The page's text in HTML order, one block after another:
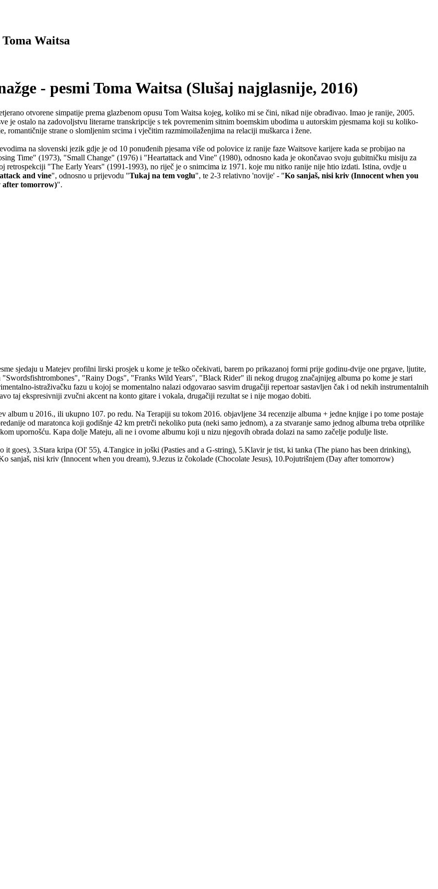
Toma Waitsa
- pesmi Toma Waitsa (Slušaj najglasnije, 2016)
otvorene simpatije prema glazbenom opusu Tom Waitsa kojeg, koliko mi se čini, nikad nije obrađivao. Imao je ranije, 2005.
je ostalo na zadovoljstvu literarne transkripcije s tek povremenim sitnim boemskim ubodima u autorskim pjesmama koji su koliko-
romantičnije strane o slomljenim srcima i vječitim razmimoilaženjima na relaciji muškarca i žene.
na slovenski jezik gdje je od 10 ponuđenih pjesama više od polovice iz ranije faze Waitsove karijere kada se probijao na
Time" (1973), "Small Change" (1976) i "Heartattack and Vine" (1980), odnosno kada je okončavao svoju gubitničku misiju za
retrospekciji "The Early Years" (1991-1993), no riječ je o snimcima iz 1971. koje mu nitko ranije nije htio izdati. Istina, ovdje u
and vine", odnosno u prijevodu "Tukaj na tem voglu", te 2-3 relativno 'novije' - "Ko sanjaš, nisi kriv (Innocent when you
after tomorrow)".
sjedaju u Matejev profilni lirski prosjek u kome je teško očekivati, barem po prikazanoj formi prije godinu-dvije one prgave, ljutite,
"Swordsfishtrombones", "Rainy Dogs", "Franks Wild Years", "Black Rider" ili nekog drugog značajnijeg albuma po kome je stari
istraživačku fazu u kojoj se momentalno nalazi odgovarao sasvim drugačiji repertoar sastavljen čak i od nekih instrumentalnih
taj ekspresivniji zvučni akcent na konto gitare i vokala, drugačiji rezultat se i nije mogao dobiti.
album u 2016., ili ukupno 107. po redu. Na Terapiji su tokom 2016. objavljene 34 recenzije albuma + jedne knjige i po tome postaje
od maratonca koji godišnje 42 km pretrči nekoliko puta (neki samo jednom), a za stvaranje samo jednog albuma treba otprilike
upornošću. Kapa dolje Mateju, ali ne i ovome albumu koji u nizu njegovih obrada dolazi na samo začelje podulje liste.
goes), 3.Stara kripa (Ol' 55), 4.Tangice in joški (Pasties and a G-string), 5.Klavir je tist, ki tanka (The piano has been drinking),
sanjaš, nisi kriv (Innocent when you dream), 9.Jezus iz čokolade (Chocolate Jesus), 10.Pojutrišnjem (Day after tomorrow)